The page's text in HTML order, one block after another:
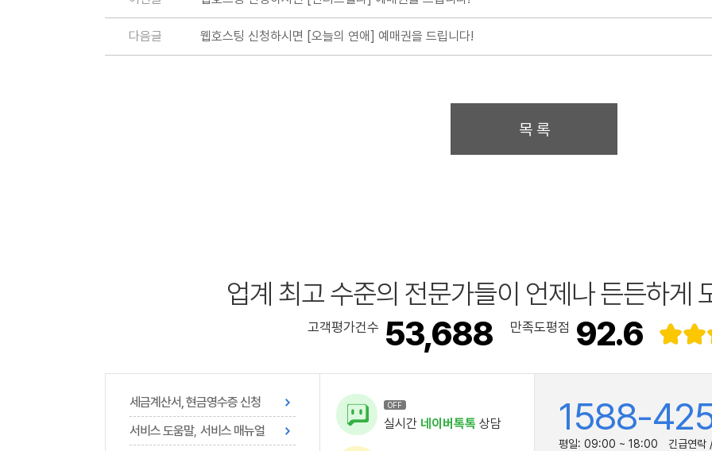
다음글 웹호스팅 신청하시면 [오늘의 연애] 예매권을 드립니다!
업계 최고 수준의 전문가들이 언제나 든든하게
고객평가건수 53,688 만족도평점 92.6
세금계산서, 현금영수증 신청
서비스 도움말, 서비스 매뉴얼
OFF
실시간 네이버톡톡 상담 1588-
평일: 09:00 ~ 18:00 긴급연락